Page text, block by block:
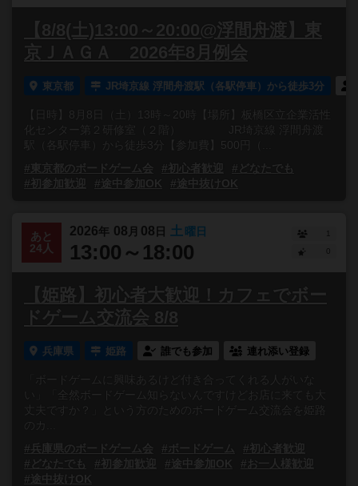
【8/8(土)13:00～20:00@浮間舟渡】東
京ＪＡＧＡ 2026年8月例会
東京都 JR埼京線 浮間舟渡駅（各駅停車）から徒歩3分
【日時】8月8日（土）13時～20時【場所】板橋区立企業活性
化センター第２研修室（２階） JR埼京線 浮間舟渡
駅（各駅停車）から徒歩3分【参加費】500円（...
#東京都のボードゲーム会
#初心者歓迎
#どなたでも
#初参加歓迎
#途中参加OK #途中抜けOK
あと
24人
2026年 08 月 08 日 土 曜日
13:00～18:00
1
【姫路】初心者大歓迎！カフェでボー
ドゲーム交流会 8/8
兵庫県 姫路 誰でも参加 連れ添い登録
「ボードゲームに興味あるけど付き合ってくれる人がいな
い」「全然ボードゲーム知らないんですけどお店に来ても大
丈夫ですか？」という方のためのボードゲーム交流会を姫路
#兵庫県のボードゲーム会
#ボードゲーム
#初心者歓迎
#どなたでも
#初参加歓迎 #途中参加OK
#お一人様歓迎
#途中抜けOK